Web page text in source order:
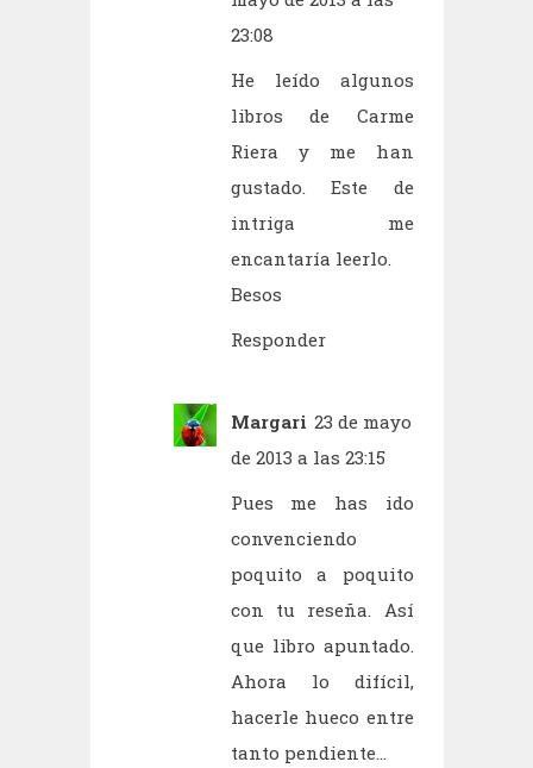
23:08
He leído algunos
libros de Carme
Riera y me han
gustado. Este de
intriga me
encantaría leerlo.
Besos
Responder
Margari 23 de mayo
de 2013 a las 23:15
Pues me has ido
convenciendo
poquito a poquito
con tu reseña. Así
que libro apuntado.
Ahora lo difícil,
hacerle hueco entre
tanto pendiente...